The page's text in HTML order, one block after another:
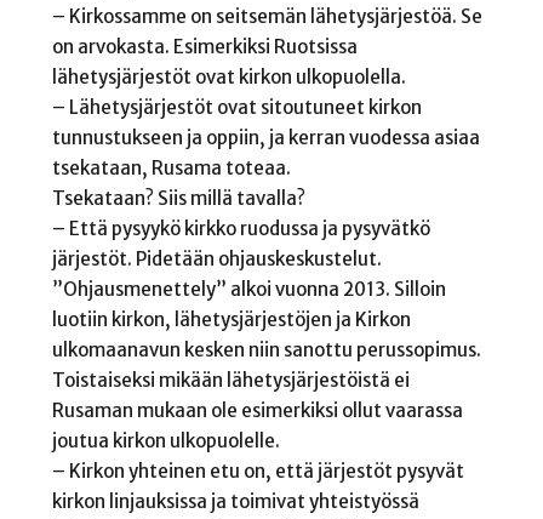
– Kirkossamme on seitsemän lähetysjärjestöä. Se
on arvokasta. Esimerkiksi Ruotsissa
lähetysjärjestöt ovat kirkon ulkopuolella.
– Lähetysjärjestöt ovat sitoutuneet kirkon
tunnustukseen ja oppiin, ja kerran vuodessa asiaa
tsekataan, Rusama toteaa.
Tsekataan? Siis millä tavalla?
– Että pysyykö kirkko ruodussa ja pysyvätkö
järjestöt. Pidetään ohjauskeskustelut.
”Ohjausmenettely” alkoi vuonna 2013. Silloin
luotiin kirkon, lähetysjärjestöjen ja Kirkon
ulkomaanavun kesken niin sanottu perussopimus.
Toistaiseksi mikään lähetysjärjestöistä ei
Rusaman mukaan ole esimerkiksi ollut vaarassa
joutua kirkon ulkopuolelle.
– Kirkon yhteinen etu on, että järjestöt pysyvät
kirkon linjauksissa ja toimivat yhteistyössä